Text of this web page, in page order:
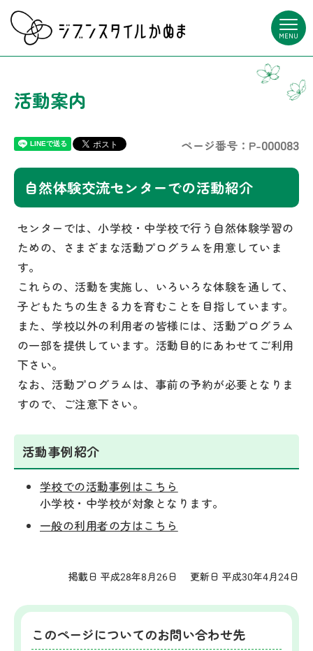
MENU
活動案内
ページ番号：P-000083
自然体験交流センターでの活動紹介
センターでは、小学校・中学校で行う自然体験学習の
ための、さまざまな活動プログラムを用意していま
す。
これらの、活動を実施し、いろいろな体験を通して、
子どもたちの生きる力を育むことを目指しています。
また、学校以外の利用者の皆様には、活動プログラム
の一部を提供しています。活動目的にあわせてご利用
下さい。
なお、活動プログラムは、事前の予約が必要となりま
すので、ご注意下さい。
活動事例紹介
学校での活動事例はこちら
小学校・中学校が対象となります。
一般の利用者の方はこちら
掲載日 平成28年8月26日 更新日 平成30年4月24日
このページについてのお問い合わせ先